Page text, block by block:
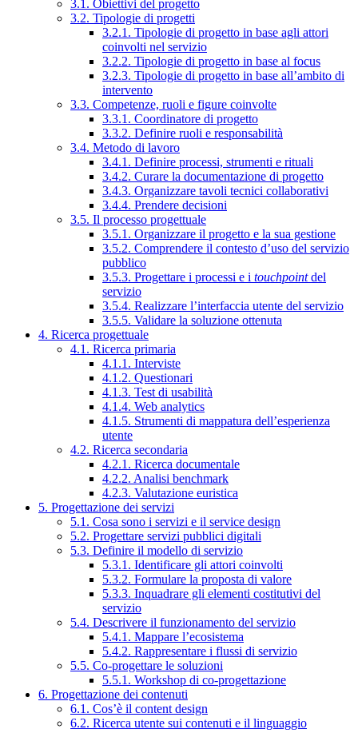
3.1. Obiettivi del progetto
3.2. Tipologie di progetti
3.2.1. Tipologie di progetto in base agli attori
coinvolti nel servizio
3.2.2. Tipologie di progetto in base al focus
3.2.3. Tipologie di progetto in base all’ambito di
intervento
3.3. Competenze, ruoli e figure coinvolte
3.3.1. Coordinatore di progetto
3.3.2. Definire ruoli e responsabilità
3.4. Metodo di lavoro
3.4.1. Definire processi, strumenti e rituali
3.4.2. Curare la documentazione di progetto
3.4.3. Organizzare tavoli tecnici collaborativi
3.4.4. Prendere decisioni
3.5. Il processo progettuale
3.5.1. Organizzare il progetto e la sua gestione
3.5.2. Comprendere il contesto d’uso del servizio
pubblico
3.5.3. Progettare i processi e i touchpointdel
servizio
3.5.4. Realizzare l’interfaccia utente del servizio
3.5.5. Validare la soluzione ottenuta
4. Ricerca progettuale
4.1. Ricerca primaria
4.1.1. Interviste
4.1.2. Questionari
4.1.3. Test di usabilità
4.1.4. Web analytics
4.1.5. Strumenti di mappatura dell’esperienza
utente
4.2. Ricerca secondaria
4.2.1. Ricerca documentale
4.2.2. Analisi benchmark
4.2.3. Valutazione euristica
5. Progettazione dei servizi
5.1. Cosa sono i servizi e il service design
5.2. Progettare servizi pubblici digitali
5.3. Definire il modello di servizio
5.3.1. Identificare gli attori coinvolti
5.3.2. Formulare la proposta di valore
5.3.3. Inquadrare gli elementi costitutivi del
servizio
5.4. Descrivere il funzionamento del servizio
5.4.1. Mappare l’ecosistema
5.4.2. Rappresentare i flussi di servizio
5.5. Co-progettare le soluzioni
5.5.1. Workshop di co-progettazione
6. Progettazione dei contenuti
6.1. Cos’è il content design
6.2. Ricerca utente sui contenuti e il linguaggio